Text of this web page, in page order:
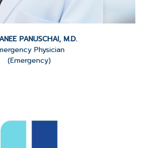
PANUSCHAI, M.D.
Physician
(Emergency)